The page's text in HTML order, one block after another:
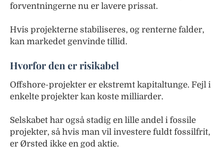
forventningerne nu er lavere prissat.
Hvis projekterne stabiliseres, og renterne falder,
kan markedet genvinde tillid.
Hvorfor den er risikabel
Offshore-projekter er ekstremt kapitaltunge. Fejl i
enkelte projekter kan koste milliarder.
Selskabet har også stadig en lille andel i fossile
projekter, så hvis man vil investere fuldt fossilfrit,
er Ørsted ikke en god aktie.